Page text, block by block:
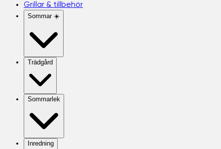
Grillar & tillbehör
Sommar ☀️
Trädgård
Sommarlek
Inredning